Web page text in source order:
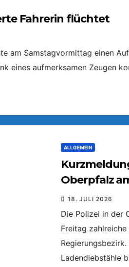
Fahrerin flüchtet
am Samstagvormittag einen
eines aufmerksamen Zeugen
ALLGEMEIN
Oberpfalz
18. JULI 2026
Die Polizei in der
Freitag
Ladendiebstähle